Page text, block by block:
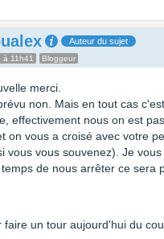
Auteur du sujet
à 11h41 Bloggeur
merci.
non. Mais en tout cas
effectivement nous on est
on vous a croisé avec votre
vous vous souvenez). Je
de nous arrêter ce sera
faire un tour aujourd'hui du